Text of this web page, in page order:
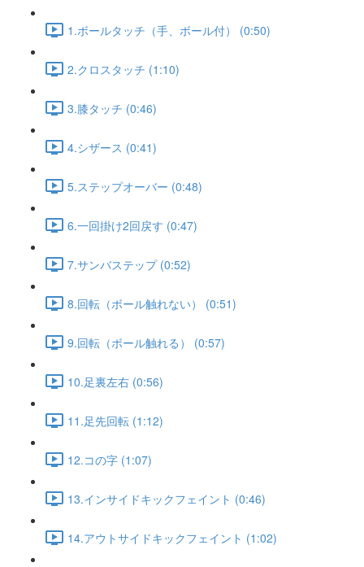
1.ボールタッチ（手、ボール付） (0:50)
2.クロスタッチ (1:10)
3.膝タッチ (0:46)
4.シザース (0:41)
5.ステップオーバー (0:48)
6.一回掛け2回戻す (0:47)
7.サンバステップ (0:52)
8.回転（ボール触れない） (0:51)
9.回転（ボール触れる） (0:57)
10.足裏左右 (0:56)
11.足先回転 (1:12)
12.コの字 (1:07)
13.インサイドキックフェイント (0:46)
14.アウトサイドキックフェイント (1:02)